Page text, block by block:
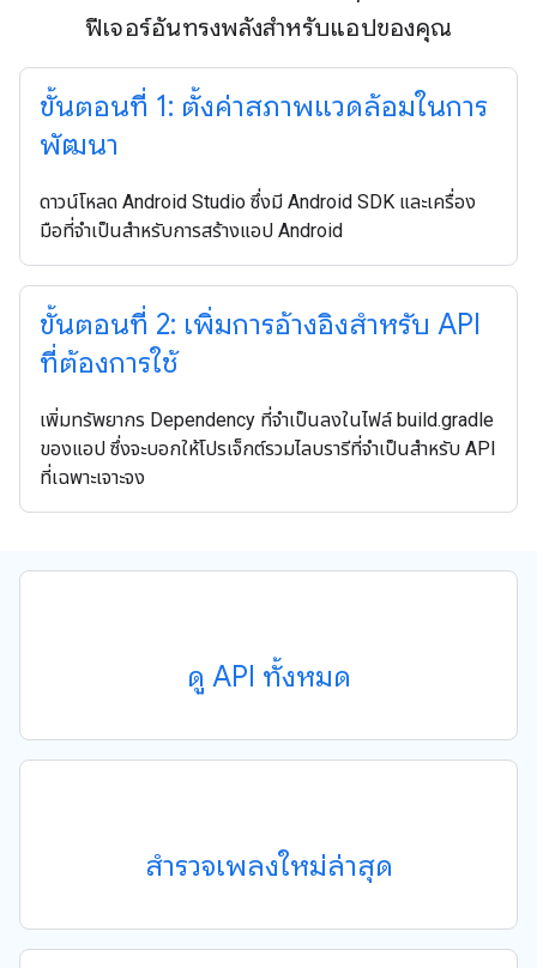
ฟีเจอร์อันทรงพลังสำหรับแอปของคุณ
ขั้นตอนที่ 1: ตั้งค่าสภาพแวดล้อมในการ
พัฒนา
ดาวน์โหลด Android Studio ซึ่งมี Android SDK และเครื่อง
มือที่จำเป็นสำหรับการสร้างแอป Android
ขั้นตอนที่ 2: เพิ่มการอ้างอิงสำหรับ API
ที่ต้องการใช้
เพิ่มทรัพยากร Dependency ที่จำเป็นลงในไฟล์ build.gradle
ของแอป ซึ่งจะบอกให้โปรเจ็กต์รวมไลบรารีที่จำเป็นสำหรับ API
ที่เฉพาะเจาะจง
ดู API ทั้งหมด
สำรวจเพลงใหม่ล่าสุด